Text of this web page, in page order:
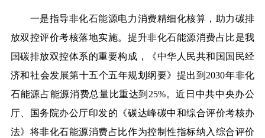
一是指导非化石能源电力消费精细化核算，助力碳排
放双控评价考核落地实施。 提升非化石能源消费占比是我
国碳排放双控体系的重要构成，《中华人民共和国国民经
济和社会发展第十五个五年规划纲要》提出到2030年非化
石能源占能源消费总量比重达到25%。近日中共中央办公
厅、国务院办公厅印发的《碳达峰碳中和综合评价考核办
法》将非化石能源消费占比作为控制性指标纳入综合评价